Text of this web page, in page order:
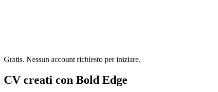
Gratis. Nessun account richiesto per iniziare.
CV creati con Bold Edge